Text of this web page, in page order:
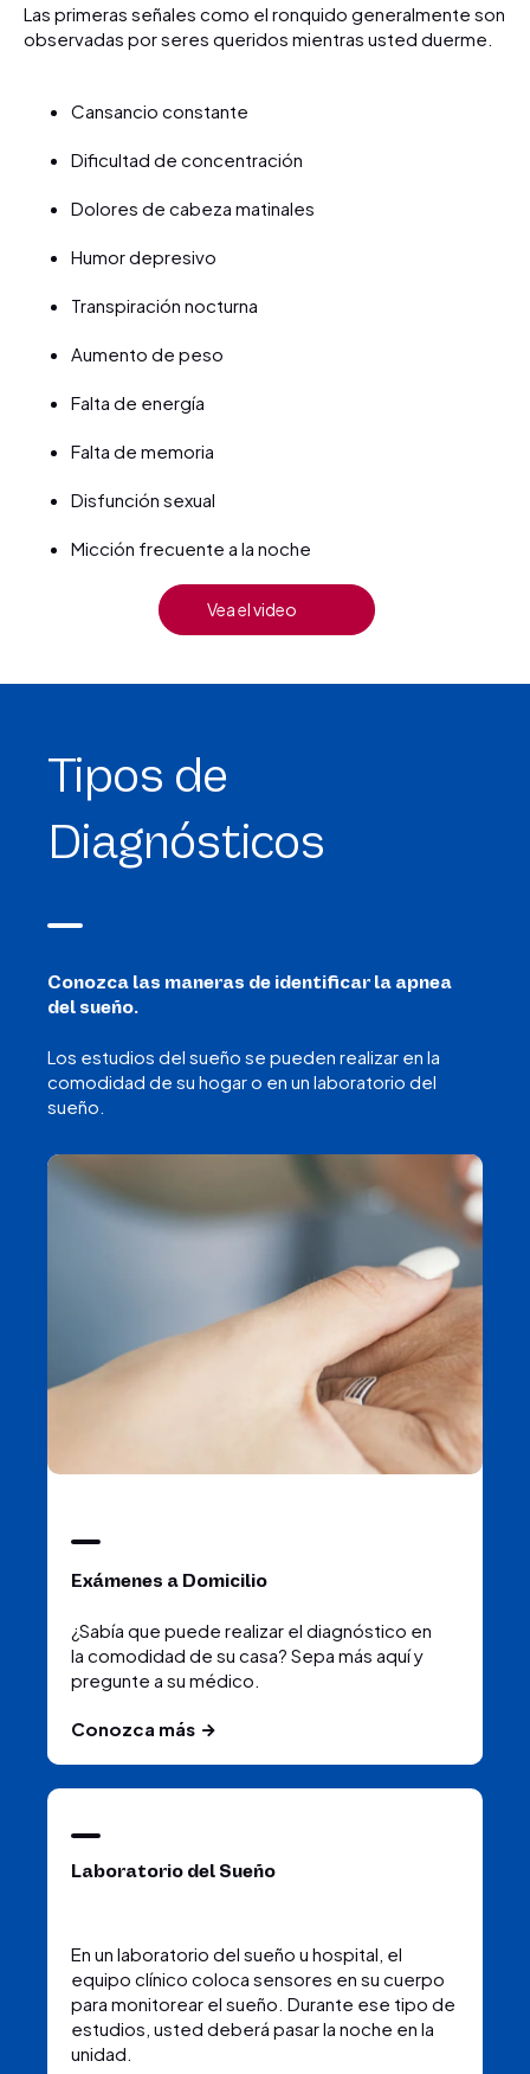
Las primeras señales como el ronquido generalmente son
observadas por seres queridos mientras usted duerme.
Cansancio constante
Dificultad de concentración
Dolores de cabeza matinales
Humor depresivo
Transpiración nocturna
Aumento de peso
Falta de energía
Falta de memoria
Disfunción sexual
Micción frecuente a la noche
Vea el video
Tipos de
Diagnósticos
Conozca las maneras de identificar la apnea
del sueño.
Los estudios del sueño se pueden realizar en la
comodidad de su hogar o en un laboratorio del
sueño.
Exámenes a Domicilio
¿Sabía que puede realizar el diagnóstico en
la comodidad de su casa? Sepa más aquí y
pregunte a su médico.
Conozca más
Laboratorio del Sueño
En un laboratorio del sueño u hospital, el
equipo clínico coloca sensores en su cuerpo
para monitorear el sueño. Durante ese tipo de
estudios, usted deberá pasar la noche en la
unidad.